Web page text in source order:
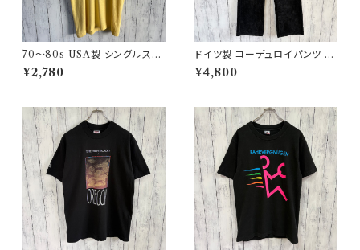
70〜80s USA製 シングルステ
ッチT ヴィンテージTシャツ
¥2,780
ドイツ製 コーデュロイパンツ ワ
ークパンツ ユーロワーク
¥4,800